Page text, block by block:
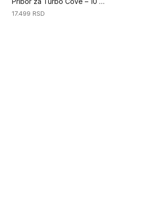
17.499 RSD